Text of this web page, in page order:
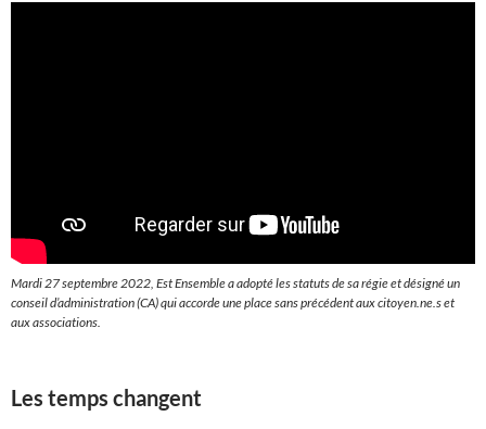
Mardi 27 septembre 2022, Est Ensemble a adopté les statuts de sa régie et désigné un
conseil d’administration (CA) qui accorde une place sans précédent aux citoyen.ne.s et
aux associations.
Les temps changent